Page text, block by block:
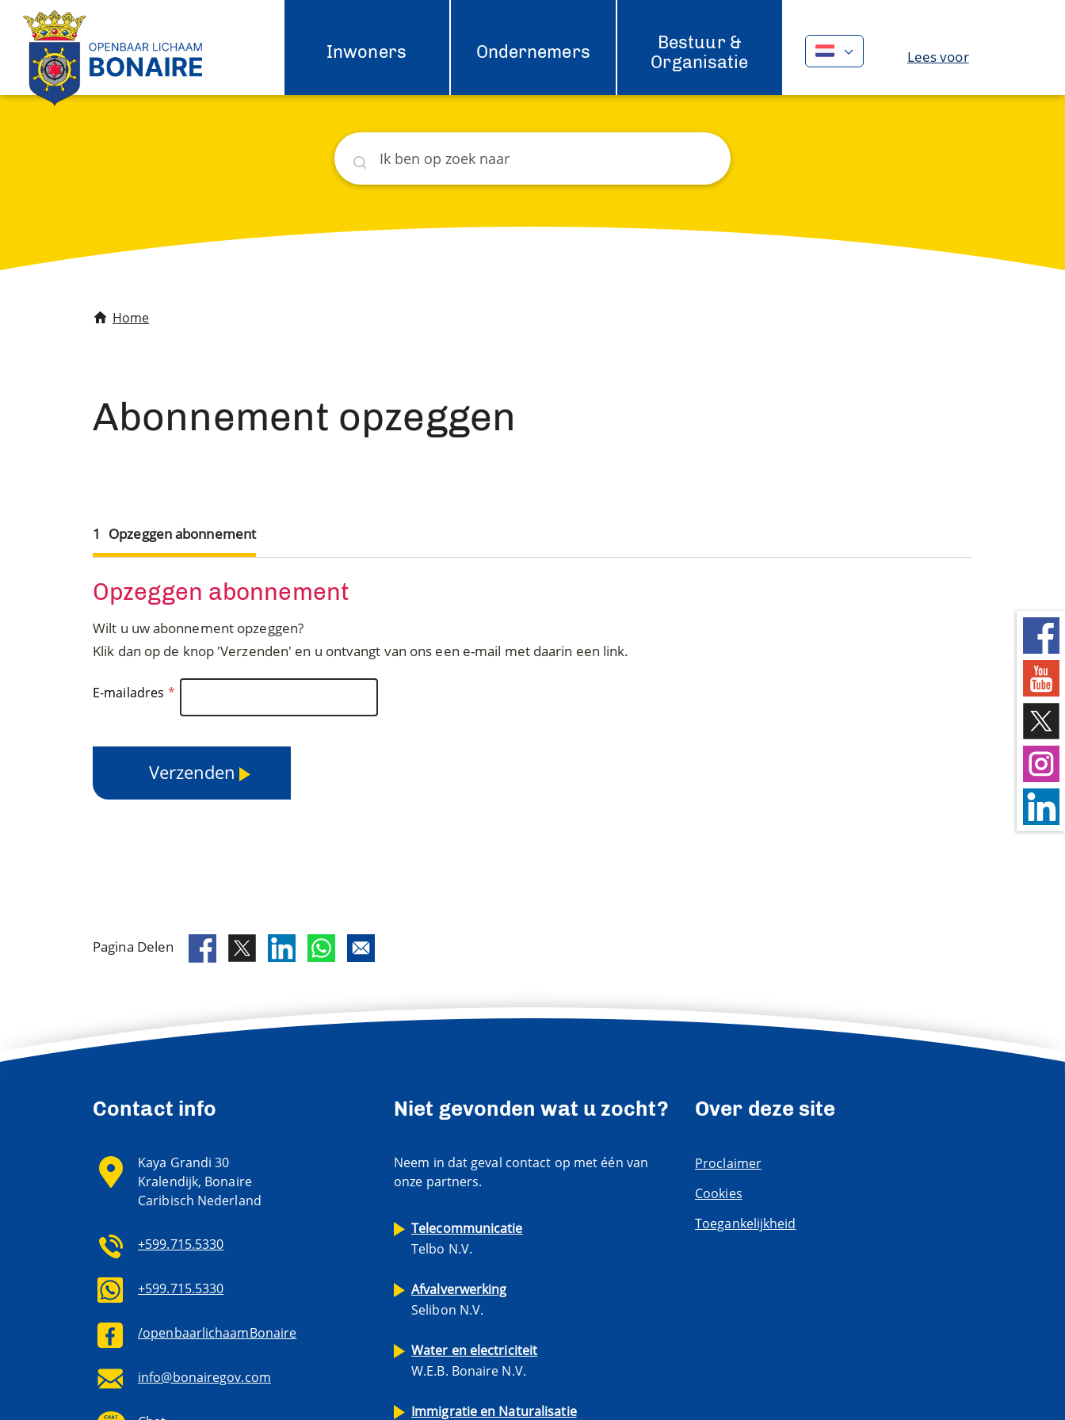
Inwoners Ondernemers
Bestuur &
Organisatie
Chat
Lees voor
Zoeken
Home
Abonnement opzeggen
1 Opzeggen abonnement
Opzeggen abonnement
Wilt u uw abonnement opzeggen?
Klik dan op de knop 'Verzenden' en u ontvangt van ons een e-mail met daarin een link.
E-mailadres *
Pagina Delen
Contact info
Kaya Grandi 30
Kralendijk, Bonaire
Caribisch Nederland
+599.715.5330
+599.715.5330
/openbaarlichaamBonaire
info@bonairegov.com
Niet gevonden wat u zocht?
Neem in dat geval contact op met één van
onze partners.
Telecommunicatie
Telbo N.V.
Afvalverwerking
Selibon N.V.
Water en electriciteit
W.E.B. Bonaire N.V.
Immigratie en Naturalisatie
Over deze site
Proclaimer
Cookies
Toegankelijkheid